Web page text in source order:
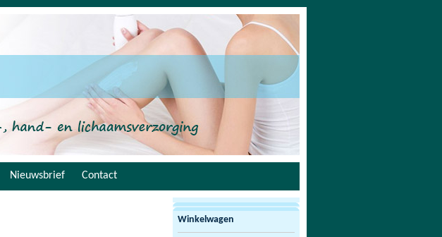
Nieuwsbrief Contact
Winkelwagen